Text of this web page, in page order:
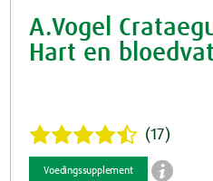
A.Vogel
Hart en
(17)
Voedingssupplement 